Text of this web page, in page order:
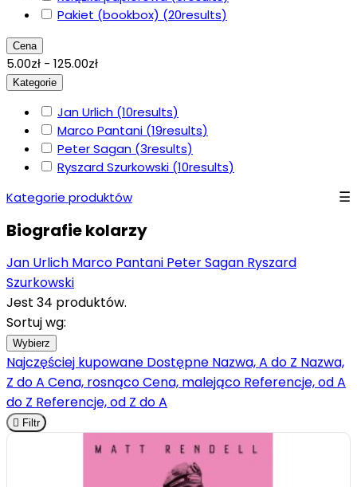
Pakiet (bookbox) (20results)
Cena
5.00zł - 125.00zł
Kategorie
Jan Urlich (10results)
Marco Pantani (19results)
Peter Sagan (3results)
Ryszard Szurkowski (10results)
Kategorie produktów
Biografie kolarzy
Jan Urlich Marco Pantani Peter Sagan Ryszard
Szurkowski
Jest 34 produktów.
Sortuj wg:
Wybierz
Najczęściej kupowane Dostępne Nazwa, A do Z Nazwa,
Z do A Cena, rosnącoCena, malejąco Referencje, od A
do Z Referencje, od Z do A
 Filtr